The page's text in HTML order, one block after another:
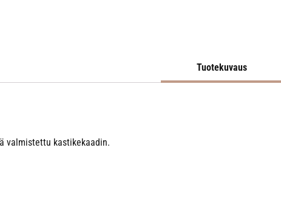
Tuotekuvaus
valmistettu kastikekaadin.